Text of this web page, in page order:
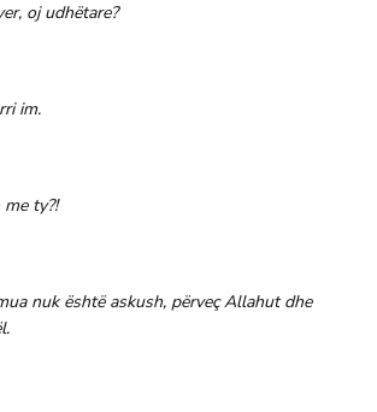
oj udhëtare?
im.
ty?!
nuk është askush, përveç Allahut dhe